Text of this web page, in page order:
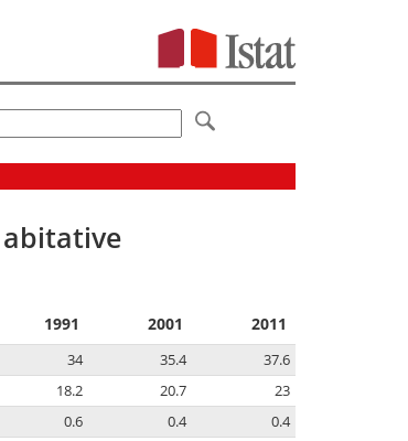
1991 2001 2011
34 35.4
37.6
18.2 20.7
23
0.6 0.4
0.4